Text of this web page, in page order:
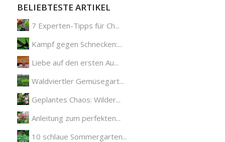
BELIEBTESTE ARTIKEL
7 Experten-Tipps für Ch...
Kampf gegen Schnecken:...
Liebe auf den ersten Au...
Waldviertler Gemüsegart...
Geplantes Chaos: Wilder...
Anleitung zum perfekten...
10 schlaue Sommergarten...